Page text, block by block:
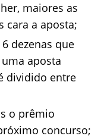
maiores as
cara a aposta;
dezenas que
aposta
dividido entre
o prêmio
concurso;